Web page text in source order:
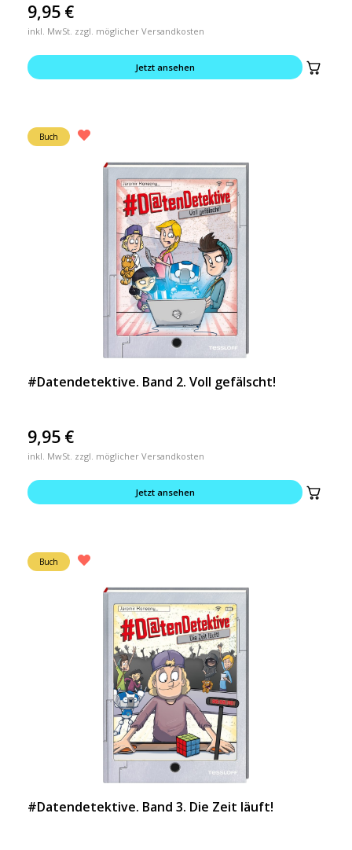
9,95 €
inkl. MwSt. zzgl. möglicher Versandkosten
Jetzt ansehen
Buch
#Datendetektive. Band 2. Voll gefälscht!
9,95 €
inkl. MwSt. zzgl. möglicher Versandkosten
Jetzt ansehen
Buch
#Datendetektive. Band 3. Die Zeit läuft!